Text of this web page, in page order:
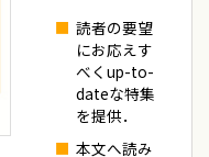
読者の要望
にお応えす
べくup-to-
dateな特集
を提供．
本文へ読み